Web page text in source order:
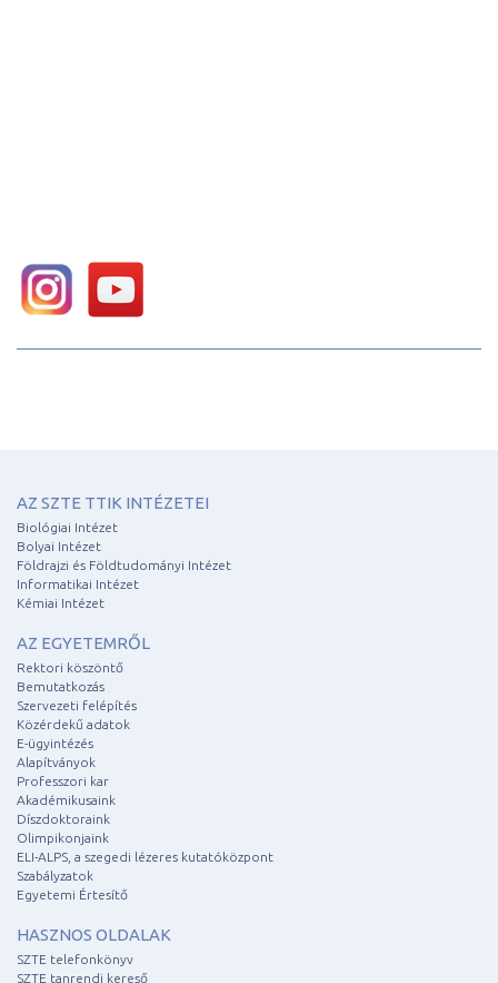
AZ SZTE TTIK INTÉZETEI
Biológiai Intézet
Bolyai Intézet
Földrajzi és Földtudományi Intézet
Informatikai Intézet
Kémiai Intézet
AZ EGYETEMRŐL
Rektori köszöntő
Bemutatkozás
Szervezeti felépítés
Közérdekű adatok
E-ügyintézés
Alapítványok
Professzori kar
Akadémikusaink
Díszdoktoraink
Olimpikonjaink
ELI-ALPS, a szegedi lézeres kutatóközpont
Szabályzatok
Egyetemi Értesítő
HASZNOS OLDALAK
SZTE telefonkönyv
SZTE tanrendi kereső